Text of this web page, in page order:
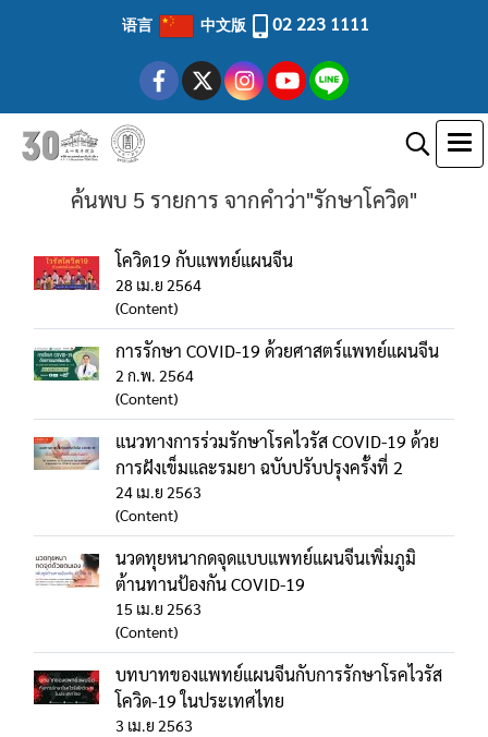
语言 中文版 02 223 1111
ค้นพบ 5 รายการ จากคำว่า"รักษาโควิด"
โควิด19 กับแพทย์แผนจีน
28 เม.ย 2564
(Content)
การรักษา COVID-19 ด้วยศาสตร์แพทย์แผนจีน
2 ก.พ. 2564
(Content)
แนวทางการร่วมรักษาโรคไวรัส COVID-19 ด้วย
การฝังเข็มและรมยา ฉบับปรับปรุงครั้งที่ 2
24 เม.ย 2563
(Content)
นวดทุยหนากดจุดแบบแพทย์แผนจีนเพิ่มภูมิ
ต้านทานป้องกัน COVID-19
15 เม.ย 2563
(Content)
บทบาทของแพทย์แผนจีนกับการรักษาโรคไวรัส
โควิด-19 ในประเทศไทย
3 เม.ย 2563